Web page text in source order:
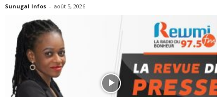
Sunugal Infos - août 5, 2026